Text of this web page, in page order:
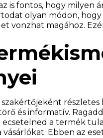
is fontos, hogy milyen
olyan módon,
vonzhat magához.
és informatív.
a termék
vásárlókat. Ebben az